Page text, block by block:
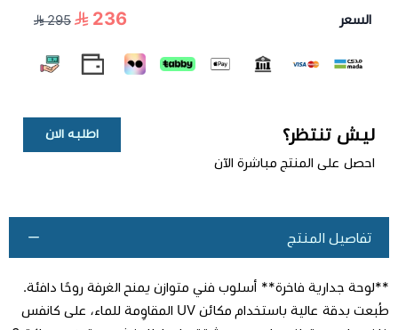
السعر 236
295
ليش تنتظر؟
احصل على المنتج مباشرة الآن
اطلبه الان
تفاصيل المنتج
**لوحة جدارية فاخرة** أسلوب فني متوازن يمنح الغرفة روحًا دافئة.
طُبعت بدقة عالية باستخدام مكائن UV المقاوِمة للماء، على كانفس